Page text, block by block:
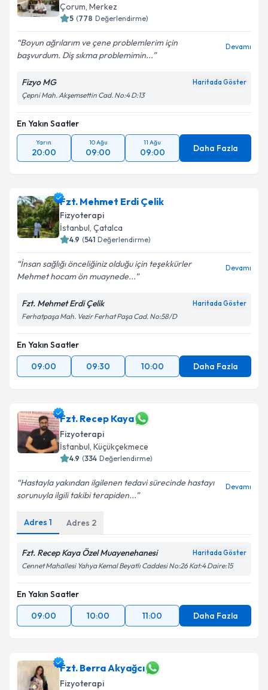
Kişisel verilerimin işlenmesine ilişkin
Aydınlatma
Metni'ni okudum ve kişisel verilerimin belirtilen
Çorum, Merkez
5 (778 Değerlendirme)
Boyun ağrılarım ve çene problemlerim için
başvurdum. Diş sıkma problemimin...
Devamı
Fizyo MG Haritada Göster
Çepni Mah. Akşemsettin Cad. No:4 D:13
En Yakın Saatler
Yarın
20:00
10 Ağu
09:00
11 Ağu
09:00 Daha Fazla
Fzt. Mehmet Erdi Çelik
Fizyoterapi
İstanbul, Çatalca
4.9 (541 Değerlendirme)
İnsan sağlığı önceliğiniz olduğu için teşekkürler
Mehmet hocam ön muaynede...
Devamı
Fzt. Mehmet Erdi Çelik Haritada Göster
Ferhatpaşa Mah. Vezir Ferhat Paşa Cad. No:58/D
En Yakın Saatler
09:00
09:30 10:00 Daha Fazla
Fzt. Recep Kaya
Fizyoterapi
İstanbul, Küçükçekmece
4.9 (334 Değerlendirme)
Hastayla yakından ilgilenen tedavi sürecinde hastayı
sorunuyla ilgili takibi terapiden...
Devamı
Adres 1 Adres 2
Fzt. Recep Kaya Özel Muayenehanesi Haritada Göster
Cennet Mahallesi Yahya Kemal Beyatlı Caddesi No:26 Kat:4 Daire:15
En Yakın Saatler
09:00
10:00 11:00 Daha Fazla
Fzt. Berra Akyağcı
Fizyoterapi